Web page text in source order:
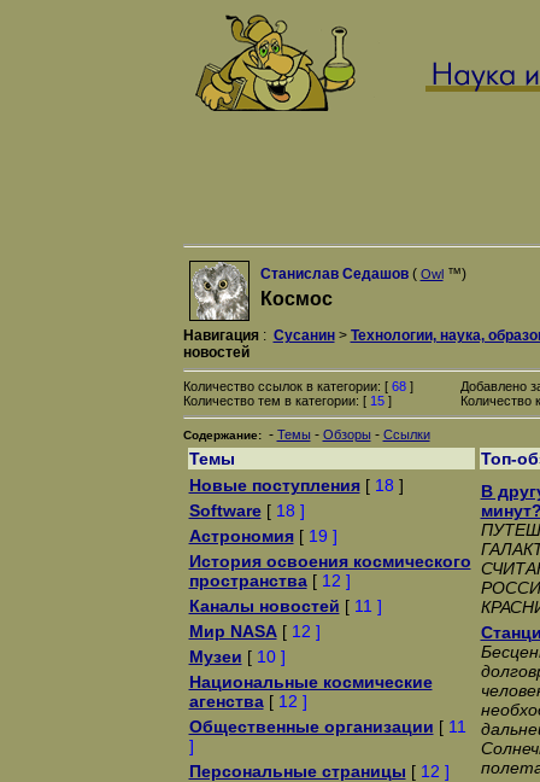
Станислав Седашов( Owl™)
Космос
Навигация: Сусанин> Технологии, наука,
новостей
Количество ссылок в категории: [ 68]
Количество тем в категории: [ 15]
Добавлено
Количество
Содержание: - Темы - Обзоры - Ссылки
Темы
Топ-
Новые поступления[ 18 ]
Software[ 18 ]
Астрономия[ 19 ]
История освоения космического
пространства[ 12 ]
Каналы новостей [ 11 ]
Мир NASA[ 12 ]
Музеи [ 10 ]
Национальные космические
агенства[ 12 ]
Общественные организации [ 11
]
Персональные страницы [ 12 ]
В